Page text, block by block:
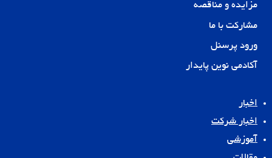
مزایده و مناقصه
مشارکت با ما
ورود پرسنل
آکادمی نوین پایدار
اخبار
اخبار شرکت
آموزشی